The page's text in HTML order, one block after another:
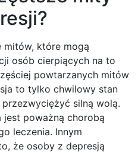
mitów, które mogą
osób cierpiących na to
powtarzanych mitów
to tylko chwilowy stan
silną wolą.
poważną chorobą
leczenia. Innym
że osoby z depresją